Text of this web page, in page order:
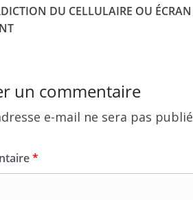
DU CELLULAIRE OU
un commentaire
e-mail ne sera pas
*